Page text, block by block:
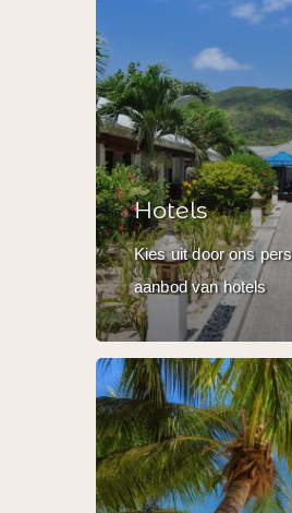
Hotels
Kies uit door ons
aanbod van hotels